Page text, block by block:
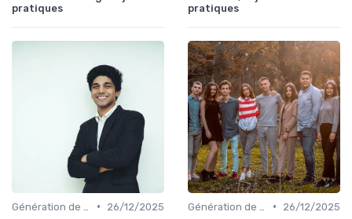
pratiques
pratiques
•
26/12/2025
•
26/12/2025